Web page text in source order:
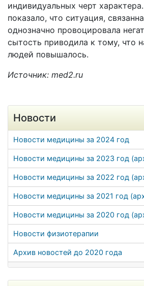
индивидуальных черт
показало, что ситуация,
однозначно провоцировала
сытость приводила к тому, что
людей повышалось.
Источник: med2.ru
Новости
Новости медицины за 2024 год
Новости медицины за 2023 год
Новости медицины за 2022 год
Новости медицины за 2021 год
Новости медицины за 2020 год
Новости физиотерапии
Архив новостей до 2020 года